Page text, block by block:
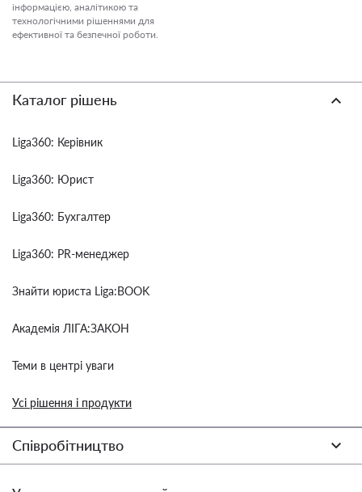
інформацією, аналітикою та
технологічними рішеннями для
ефективної та безпечної роботи.
Каталог рішень
Liga360: Керівник
Liga360: Юрист
Liga360: Бухгалтер
Liga360: PR-менеджер
Знайти юриста Liga:BOOK
Академія ЛІГА:ЗАКОН
Теми в центрі уваги
Усі рішення і продукти
Співробітництво